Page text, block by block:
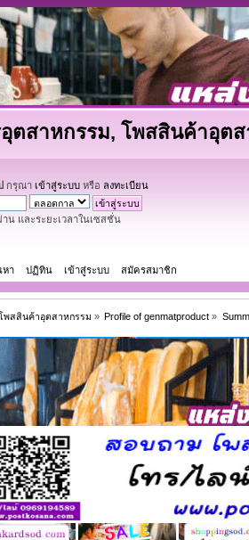
อุตสาหกรรม, โพสสินค้าอุต
กรุณา เข้าสู่ระบบหรือ ลงทะเบียน
น และระยะเวลาในเซสชั่น
หา ปฏิทิน เข้าสู่ระบบ สมัครสมาชิก
พสสินค้าอุตสาหกรรม » Profile of genmatproduct »